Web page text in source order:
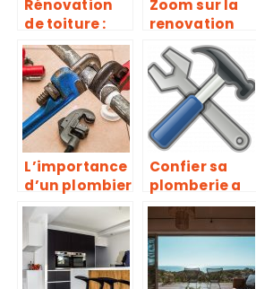
Rénovation
de toiture :
Comment
choisir son
hydrofuge ?
Zoom sur la
renovation
energetique
L’importance
d’un plombier
pour la
renovation de
la salle de
bain
Confier sa
plomberie a
un
professionnel